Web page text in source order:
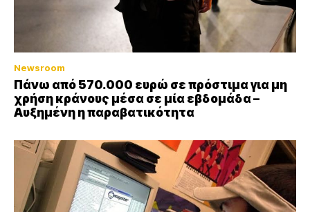
Newsroom
Πάνω από 570.000 ευρώ σε πρόστιμα για μη
χρήση κράνους μέσα σε μία εβδομάδα –
Αυξημένη η παραβατικότητα